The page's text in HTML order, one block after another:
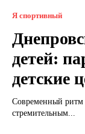
Я спортивный
детей:
детские
Современный ритм
стремительным...